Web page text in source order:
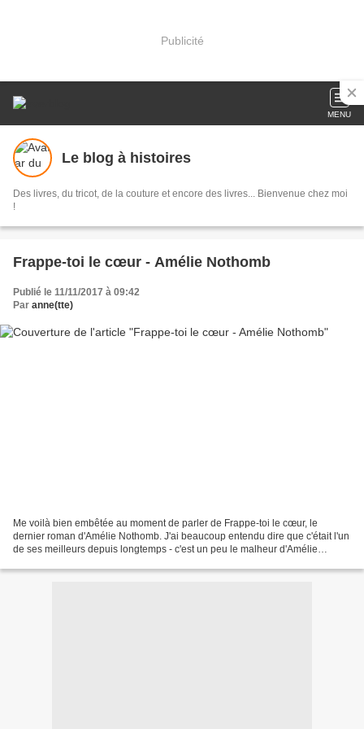
Publicité
MENU
Le blog à histoires
Des livres, du tricot, de la couture et encore des livres... Bienvenue chez moi
!
Frappe-toi le cœur - Amélie Nothomb
Publié le 11/11/2017 à 09:42
Par anne(tte)
Me voilà bien embêtée au moment de parler de Frappe-toi le cœur, le
dernier roman d'Amélie Nothomb. J'ai beaucoup entendu dire que c'était l'un
de ses meilleurs depuis longtemps - c'est un peu le malheur d'Amélie